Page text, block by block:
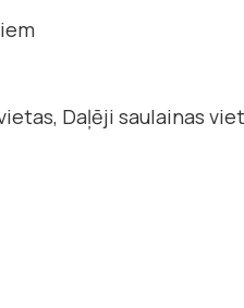
Daļēji saulainas